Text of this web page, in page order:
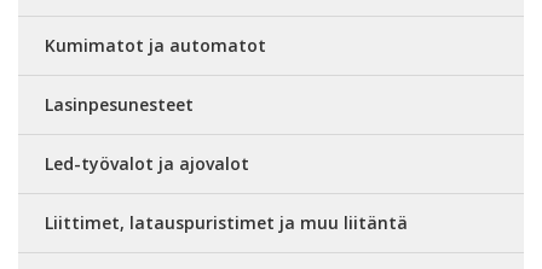
Kumimatot ja automatot
Lasinpesunesteet
Led-työvalot ja ajovalot
Liittimet, latauspuristimet ja muu liitäntä